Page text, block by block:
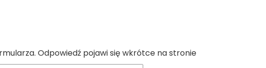
Odpowiedź pojawi się wkrótce na stronie